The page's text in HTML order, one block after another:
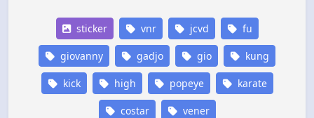
sticker vnr jcvd fu
giovanny gadjo gio kung
kick high popeye karate
costar vener